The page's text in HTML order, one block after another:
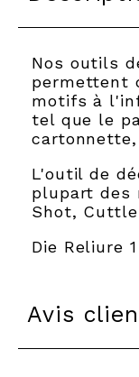
Nos outils
permettent
motifs à
tel que le
L'outil de
plupart des
Shot,
Die Reliure
Avis